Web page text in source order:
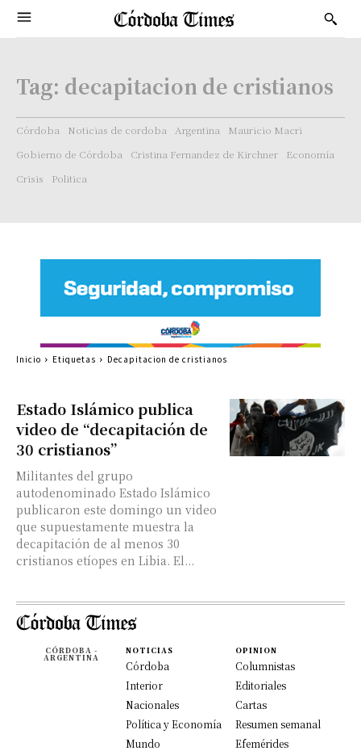
Tag: decapitacion de cristianos
Córdoba Noticias de cordoba Argentina
Mauricio Macri
Gobierno de Córdoba
Cristina Fernandez de Kirchner
Economía
Crisis
Politica
Estado Islámico publica
video de “decapitación de
30 cristianos”
Militantes del grupo
autodenominado Estado Islámico
publicaron este domingo un video
que supuestamente muestra la
decapitación de al menos 30
cristianos etíopes en Libia. El...
Inicio Etiquetas Decapitacion de cristianos
CÓRDOBA -
ARGENTINA
NOTICIAS
Córdoba
Interior
Nacionales
Política y Economía
Mundo
OPINION
Columnistas
Editoriales
Cartas
Resumen semanal
Efemérides